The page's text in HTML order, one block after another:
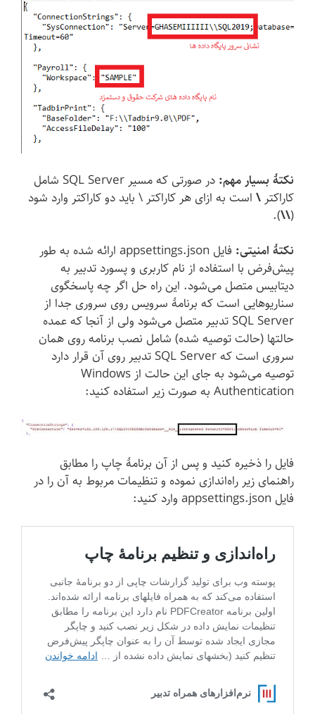
نکتهٔ بسیار مهم:
در صورتی که مسیر SQL Server شامل
کاراکتر \ است به ازای هر کاراکتر \ باید دو کاراکتر وارد شود
(
\\
).
نکتهٔ امنیتی:
فایل appsettings.json ارائه شده به طور
پیش‌فرض با استفاده از نام کاربری و پسورد تدبیر به
دیتابیس متصل می‌شود. این راه حل اگر چه پاسخگوی
سناریوهایی است که برنامهٔ سرویس روی سروری جدا از
SQL Server تدبیر متصل می‌شود ولی از آنجا که عمده
حالتها (حالت توصیه شده) شامل نصب برنامه روی همان
سروری است که SQL Server تدبیر روی آن قرار دارد
توصیه می‌شود به جای این حالت از Windows
Authentication به صورت زیر استفاده کنید:
فایل را ذخیره کنید و پس از آن برنامهٔ چاپ را مطابق
راهنمای زیر راه‌اندازی نموده و تنظیمات مربوط به آن را در
فایل appsettings.json وارد کنید: